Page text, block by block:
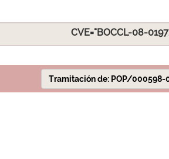
CVE="BOCCL-08-
Tramitación de: POP/000598-